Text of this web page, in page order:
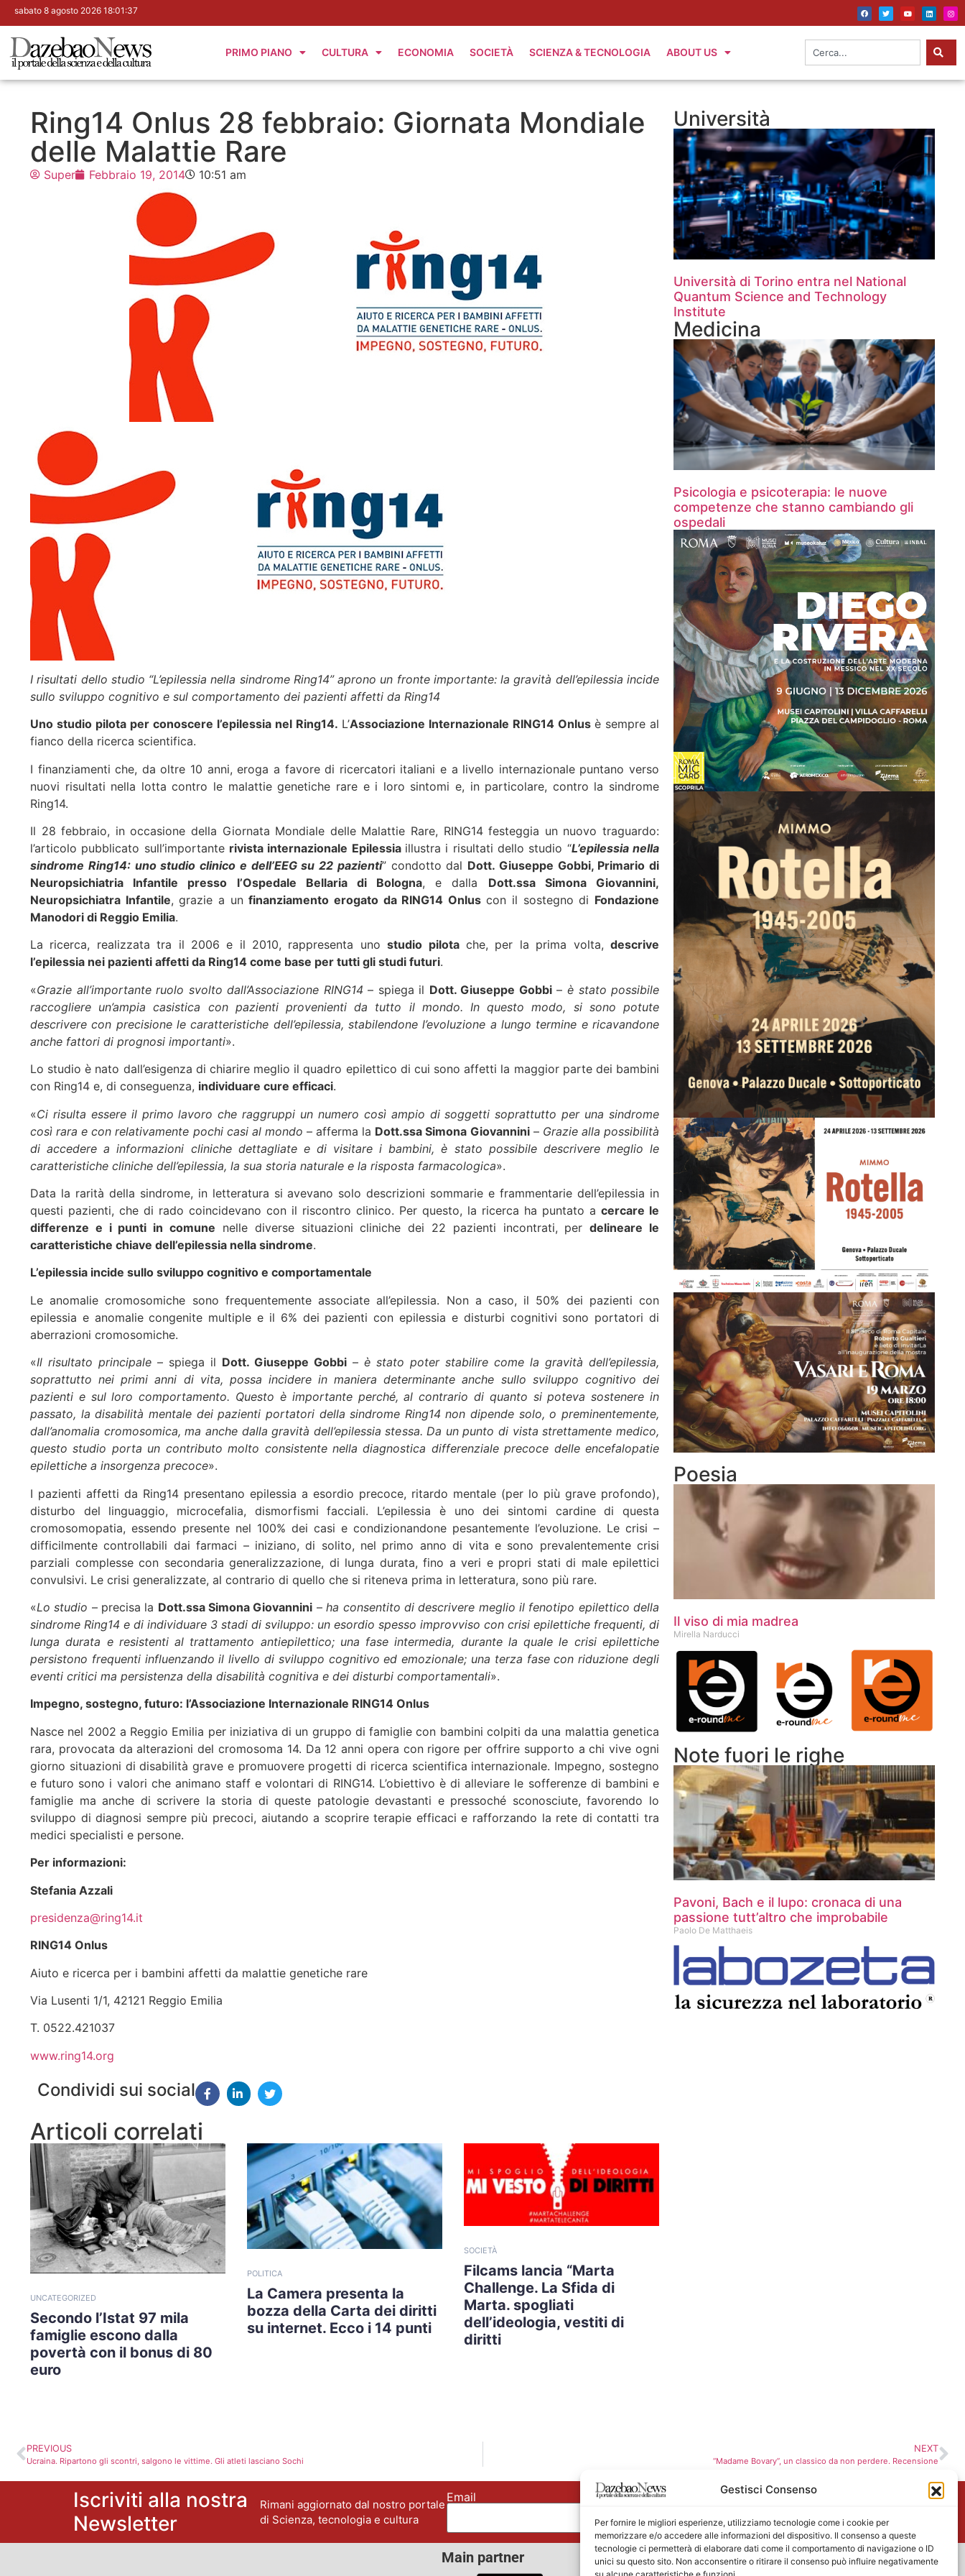
Gestisci Consenso
Per fornire le migliori esperienze, utilizziamo tecnologie come i cookie per
memorizzare e/o accedere alle informazioni del dispositivo. Il consenso a queste
tecnologie ci permetterà di elaborare dati come il comportamento di navigazione o ID
unici su questo sito. Non acconsentire o ritirare il consenso può influire negativamente
sabato 8 agosto 2026 18:01:38
PRIMO PIANO CULTURA ECONOMIA SOCIETÀ SCIENZA & TECNOLOGIA ABOUT US
Ring14 Onlus 28 febbraio: Giornata Mondiale
delle Malattie Rare
Super Febbraio 19, 2014 10:51 am
I risultati dello studio “L’epilessia nella sindrome Ring14” aprono un fronte importante:la gravità dell’epilessia incide
sullo sviluppo cognitivo e sul comportamento dei pazienti affetti da Ring14
Uno studio pilota per conoscere l’epilessia nel Ring14. L’Associazione Internazionale RING14 Onlus è sempre al
fianco della ricerca scientifica.
I finanziamenti che, da oltre 10 anni, eroga a favore di ricercatori italiani e a livello internazionale puntano verso
nuovi risultati nella lotta contro le malattie genetiche rare e i loro sintomi e, in particolare, contro la sindrome
Ring14.
Il 28 febbraio, in occasione della Giornata Mondiale delle Malattie Rare, RING14 festeggia un nuovo traguardo:
l’articolo pubblicato sull’importante rivista internazionale Epilessia illustra i risultati dello studio “L’epilessia nella
sindrome Ring14: uno studio clinico e dell’EEG su 22 pazienti” condotto dal Dott. Giuseppe Gobbi, Primario di
Neuropsichiatria Infantile presso l’Ospedale Bellaria di Bologna, e dalla Dott.ssa Simona Giovannini,
Neuropsichiatra Infantile, grazie a unfinanziamento erogato da RING14 Onluscon il sostegno di Fondazione
Manodori di Reggio Emilia.
La ricerca, realizzata tra il 2006 e il 2010, rappresenta unostudio pilotache, per la prima volta,descrive
l’epilessia nei pazienti affetti da Ring14 come base per tutti gli studi futuri.
«Grazie all’importante ruolo svolto dall’Associazione RING14 – spiega il Dott. Giuseppe Gobbi– è stato possibile
raccogliere un’ampia casistica con pazienti provenienti da tutto il mondo. In questo modo, si sono potute
descrivere con precisione le caratteristiche dell’epilessia, stabilendone l’evoluzione a lungo termine e ricavandone
anche fattori di prognosi importanti».
Lo studio è nato dall’esigenza di chiarire meglio il quadro epilettico di cui sono affetti la maggior parte dei bambini
con Ring14 e, di conseguenza, individuare cure efficaci.
«Ci risulta essere il primo lavoro che raggruppi un numero così ampio di soggetti soprattutto per una sindrome
così rara e con relativamente pochi casi al mondo – afferma la Dott.ssa Simona Giovannini– Grazie alla possibilità
di accedere a informazioni cliniche dettagliate e di visitare i bambini, è stato possibile descrivere meglio le
caratteristiche cliniche dell’epilessia, la sua storia naturale e la risposta farmacologica».
Data la rarità della sindrome, in letteratura si avevano solo descrizioni sommarie e frammentarie dell’epilessia in
questi pazienti, che di rado coincidevano con il riscontro clinico. Per questo, la ricerca ha puntato a cercare le
differenze e i punti in comune nelle diverse situazioni cliniche dei 22 pazienti incontrati, perdelineare le
caratteristiche chiave dell’epilessia nella sindrome.
L’epilessia incide sullo sviluppo cognitivo e comportamentale
Le anomalie cromosomiche sono frequentemente associate all’epilessia. Non a caso, il 50% dei pazienti con
epilessia e anomalie congenite multiple e il 6% dei pazienti con epilessia e disturbi cognitivi sono portatori di
aberrazioni cromosomiche.
«Il risultato principale – spiega il Dott. Giuseppe Gobbi – è stato poter stabilire come la gravità dell’epilessia,
soprattutto nei primi anni di vita, possa incidere in maniera determinante anche sullo sviluppo cognitivo dei
pazienti e sul loro comportamento. Questo è importante perché, al contrario di quanto si poteva sostenere in
passato, la disabilità mentale dei pazienti portatori della sindrome Ring14 non dipende solo, o preminentemente,
dall’anomalia cromosomica, ma anche dalla gravità dell’epilessia stessa. Da un punto di vista strettamente medico,
questo studio porta un contributo molto consistente nella diagnostica differenziale precoce delle encefalopatie
epilettiche a insorgenza precoce».
I pazienti affetti da Ring14 presentano epilessia a esordio precoce, ritardo mentale (per lo più grave profondo),
disturbo del linguaggio, microcefalia, dismorfismi facciali. L’epilessia è uno dei sintomi cardine di questa
cromosomopatia, essendo presente nel 100% dei casi e condizionandone pesantemente l’evoluzione. Le crisi –
difficilmente controllabili dai farmaci – iniziano, di solito, nel primo anno di vita e sono prevalentemente crisi
parziali complesse con secondaria generalizzazione, di lunga durata, fino a veri e propri stati di male epilettici
convulsivi. Le crisi generalizzate, al contrario di quello che si riteneva prima in letteratura, sono più rare.
«Lo studio – precisa la Dott.ssa Simona Giovannini –ha consentito di descrivere meglio il fenotipo epilettico della
sindrome Ring14 e di individuare 3 stadi di sviluppo: un esordio spesso improvviso con crisi epilettiche frequenti, di
lunga durata e resistenti al trattamento antiepilettico; una fase intermedia, durante la quale le crisi epilettiche
persistono frequenti influenzando il livello di sviluppo cognitivo ed emozionale; una terza fase con riduzione degli
eventi critici ma persistenza della disabilità cognitiva e dei disturbi comportamentali».
Impegno, sostegno, futuro: l’Associazione Internazionale RING14 Onlus
Nasce nel 2002 a Reggio Emilia per iniziativa di un gruppo di famiglie con bambini colpiti da una malattia genetica
rara, provocata da alterazioni del cromosoma 14. Da 12 anni opera con rigore per offrire supporto a chi vive ogni
giorno situazioni di disabilità grave e promuovere progetti di ricerca scientifica internazionale. Impegno, sostegno
e futuro sono i valori che animano staff e volontari di RING14. L’obiettivo è di alleviare le sofferenze di bambini e
famiglie ma anche di scrivere la storia di queste patologie devastanti e pressoché sconosciute, favorendo lo
sviluppo di diagnosi sempre più precoci, aiutando a scoprire terapie efficaci e rafforzando la rete di contatti tra
medici specialisti e persone.
Per informazioni:
Stefania Azzali
presidenza@ring14.it
RING14 Onlus
Aiuto e ricerca per i bambini affetti da malattie genetiche rare
Via Lusenti 1/1, 42121 Reggio Emilia
T. 0522.421037
www.ring14.org
Condividi sui social
Articoli correlati
UNCATEGORIZED
Secondo l’Istat 97 mila
famiglie escono dalla
povertà con il bonus di 80
euro
POLITICA
La Camera presenta la
bozza della Carta dei diritti
su internet. Ecco i 14 punti
SOCIETÀ
Filcams lancia “Marta
Challenge. La Sfida di
Marta. spogliati
dell’ideologia, vestiti di
diritti
Università
Università di Torino entra nel National
Quantum Science and Technology
Institute
Medicina
Psicologia e psicoterapia: le nuove
competenze che stanno cambiando gli
ospedali
Poesia
Il viso di mia madrea
Mirella Narducci
Note fuori le righe
Pavoni, Bach e il lupo: cronaca di una
passione tutt’altro che improbabile
Paolo De Matthaeis
PREVIOUS
Ucraina. Ripartono gli scontri, salgono le vittime. Gli atleti lasciano Sochi
NEXT
“Madame Bovary”, un classico da non perdere. Recensione
Iscriviti alla nostra
Newsletter
Rimani aggiornato dal nostro portale
di Scienza, tecnologia e cultura
Email Nome
Main partner